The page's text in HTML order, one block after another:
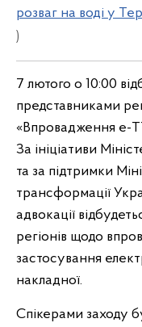
розваг на воді у
)
7 лютого о 10:00
представниками
«Впровадження е-
За ініціативи
та за підтримки
трансформації
адвокації
регіонів щодо
застосування
накладної.
Спікерами заходу